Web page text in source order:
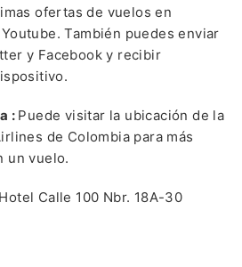
ofertas de vuelos en
También puedes enviar
y Facebook y recibir
: Puede visitar la ubicación de la
de Colombia para más
un vuelo.
Calle 100 Nbr. 18A-30